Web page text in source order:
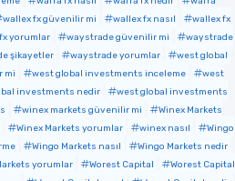
wallex fx güvenilir mi wallex fx nasıl
wallex fx
yorumlar waystrade güvenilir mi
waystrade
şikayetler waystrade yorumlar
west global
mi
west global investments inceleme
west
investments nedir
west global investments
winex markets güvenilir mi
Winex Markets
Winex Markets yorumlar winex nasıl
Wingo
Wingo Markets nasıl
Wingo Markets nedir
yorumlar Worest Capital
Worest Capital